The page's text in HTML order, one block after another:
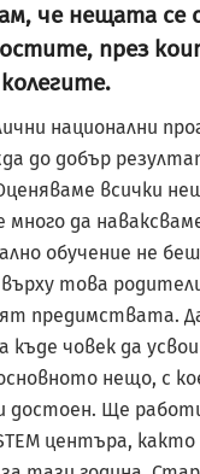
че нещата се
през
национални
до добър
всички
много да
обучение не
това
предимствата.
къде човек да
нещо, с
достоен. Ще
центъра, както